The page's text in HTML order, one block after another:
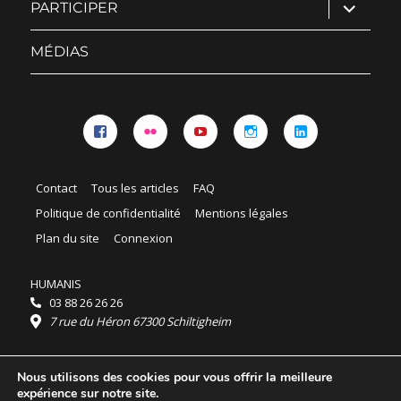
PARTICIPER le
sous-
MÉDIAS
Contact Tous les articles
FAQ
Politique de confidentialité
Mentions légales
Plan du site
Connexion
HUMANIS
03 88 26 26 26
7 rue du Héron 67300 Schiltigheim
Horaires :
HUMANIS : du lundi au vendredi 9h - 18h
Nous utilisons des cookies pour vous offrir la meilleure
expérience sur notre site.